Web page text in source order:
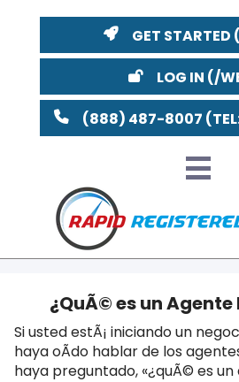
GET STARTED
LOG IN
(888) 487-8007
¿QuÃ© es un
Si usted estÃ¡ iniciando un
haya oÃ­do hablar de los
haya preguntado, «¿quÃ© es
MI